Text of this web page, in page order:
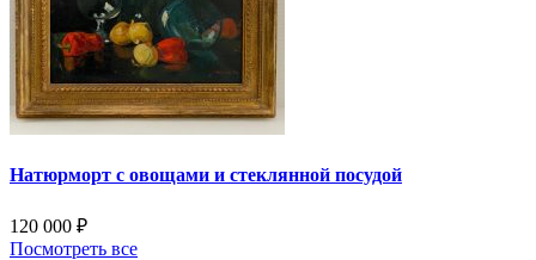
Натюрморт с овощами и стеклянной посудой
120 000 ₽
Посмотреть все